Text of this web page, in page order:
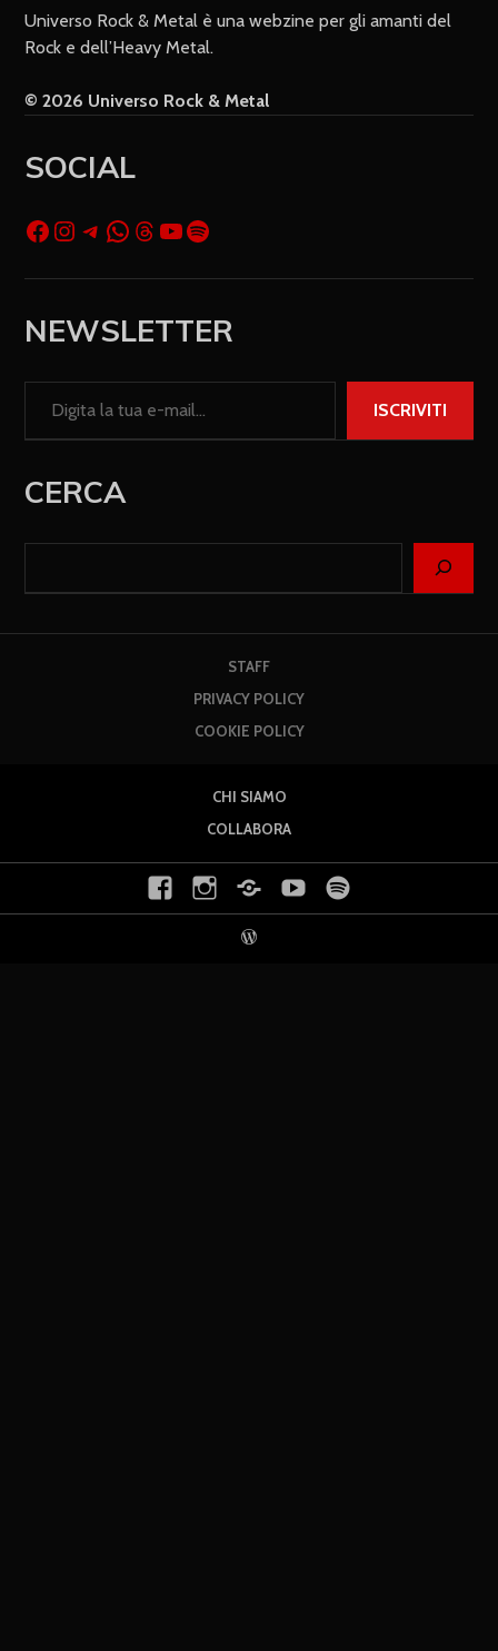
Universo Rock & Metal è una webzine per gli amanti del
Rock e dell’Heavy Metal.
© 2026 Universo Rock & Metal
SOCIAL
NEWSLETTER
ISCRIVITI
CERCA
STAFF
PRIVACY POLICY
COOKIE POLICY
CHI SIAMO
COLLABORA